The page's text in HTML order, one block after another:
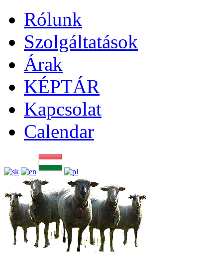
Rólunk
Szolgáltatások
Árak
KÉPTÁR
Kapcsolat
Calendar